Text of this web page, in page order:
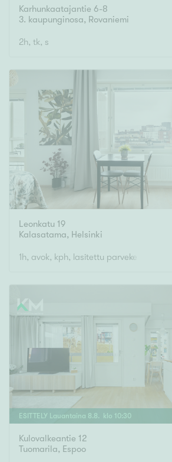
Karhunkaatajantie 6-8
3. kaupunginosa, Rovaniemi
2h, tk, s
Leonkatu 19
Kalasatama, Helsinki
1h, avok, kph, lasitettu parveke
ESITTELY Lauantaina 8 . 8 . klo 10:30
Kulovalkeantie 12
Tuomarila, Espoo